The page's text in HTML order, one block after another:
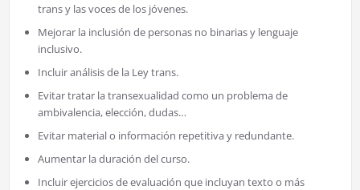
trans y las voces de los jóvenes.
Mejorar la inclusión de personas no binarias y lenguaje
inclusivo.
Incluir análisis de la Ley trans.
Evitar tratar la transexualidad como un problema de
ambivalencia, elección, dudas…
Evitar material o información repetitiva y redundante.
Aumentar la duración del curso.
Incluir ejercicios de evaluación que incluyan texto o más